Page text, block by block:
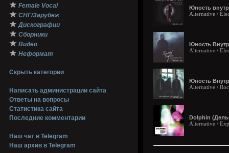
★ Female Vocal
★ СНГ/Зарубеж
★ Дискографии
★ Сборники
★ Видео
★ Неформат
Скрыть категории
Написать администрации сайта
Ответы на вопросы
Статистика сайта
Последние комментарии
Наш чат в Telegram
Наш архив в Telegram
Юность
Alternative /
Юность
Alternative /
Юность
Alternative /
Dolphin
Alternative /